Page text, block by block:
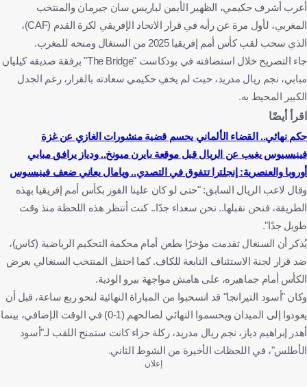
السنغال ضد بيرو
السنغال بيرو
السنغال ضد جامبيا
جامبيا
كيليان مبابي
أشرف حكيمي
مايوركا ضد ريال مدريد
مايوركا
ريال مدريد
الدوري الإسباني
ريال مدريد ضد بايرن ميونخ
بايرن ميونخ
دوري أبطال أوروبا
باريس سان جيرمان
باريس سان جيرمان ضد ليفربول
ليفربول
المغرب
الإكوادور
باراغواي السنغال غامبيا
فرنسا
إسبانيا
ألمانيا إنجلترا كرة قدم
أعرب أشرف حكيمي، الظهير الأيمن لباريس سان جيرمان والمنتخب
المغربي، لأول مرة عن رأيه في قرار الاتحاد الإفريقي لكرة القدم (CAF)،
الذي سحب لقب كأس أمم إفريقيا 2025 من السنغال ومنحه للمغرب.
جاء التصريح خلال استضافته في بودكاست "The Bridge" برفقة صديقه كيليان
مبابي، نجم ريال مدريد، حيث لم يخفِ حكيمي سعادته بالقرار، رغم الجدل
الكبير المحيط به.
اقرأ أيضًا
حكم نهائي.. القضاء الألماني يحسم قضية منشورات الغازي عن غزة
فينيسيوس يغيب عن الريال قبل موقعة بايرن ميونخ.. ودياز يرافق مبابي
أوروبا والعنصرية: إنجلترا تتفوق في التصدي.. ويامال يعاني ضعف فينيسوس
وقال لاعب الريال السابق: "حتى لو كان علينا الفوز بكأس أمم إفريقيا بهذه
الطريقة، فنحن نقبلها.. نحن سعداء جدًا.. كنت أنتظر هذه اللحظة منذ وقت
طويل جدًا".
يُذكر أن السنغال تقدمت مؤخرًا بطعن أمام محكمة التحكيم الرياضية (كاس)،
ضد قرار لجنة الاستئناف التابعة للكاف. كما احتفل المنتخب السنغالي بعرض
الكأس أمام جماهيره، على هامش مواجهة بيرو الودية.
وكان "أسود التيرانجا" قد انسحبوا من المباراة النهائية لنحو ربع ساعة، قبل أن
يعودوا إلى الميدان ويحسموا النهائي لصالحهم (1-0) في الوقت الإضافي، بينما
أهدر إبراهيم دياز، نجم ريال مدريد، ركلة جزاء كانت ستمنح اللقب لـ"أسود
الأطلس"، في اللحظات الأخيرة من الشوط الثاني.
إعلان